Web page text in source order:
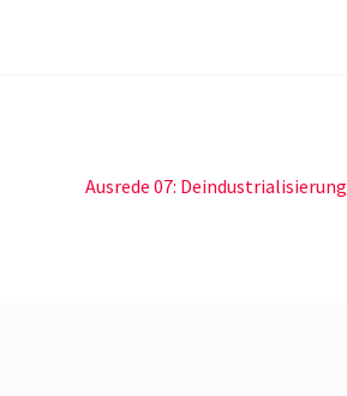
Nächster
Ausrede 07: Deindustrialisierung